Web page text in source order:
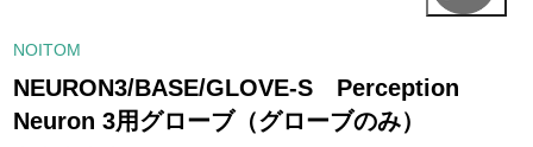
NOITOM
NEURON3/BASE/GLOVE-S Perception
Neuron 3用グローブ（グローブのみ）